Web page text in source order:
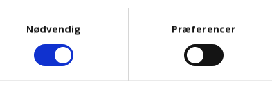
Nødvendig
Præferencer